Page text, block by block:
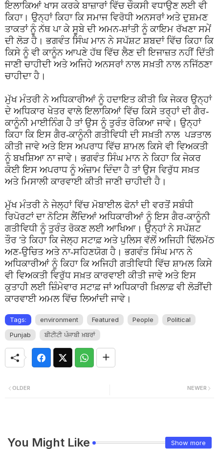
ਇਲਾਕਿਆਂ ਖਾਸ ਕਰਕੇ ਬਾਜ਼ਾਰਾਂ ਵਿੱਚ ਚੌਕਸੀ ਵਧਾਉਣ ਲਈ ਵੀ
ਕਿਹਾ। ਉਨ੍ਹਾਂ ਕਿਹਾ ਕਿ ਸਮਾਜ ਵਿਰੋਧੀ ਅਨਸਰਾਂ ਅਤੇ ਦੁਸ਼ਮਣ
ਤਾਕਤਾਂ ਨੂੰ ਨੱਥ ਪਾ ਕੇ ਸੂਬੇ ਦੀ ਅਮਨ-ਸ਼ਾਂਤੀ ਨੂੰ ਕਾਇਮ ਰੱਖਣਾ ਸਮੇਂ
ਦੀ ਲੋੜ ਹੈ। ਭਗਵੰਤ ਸਿੰਘ ਮਾਨ ਨੇ ਸਪੱਸ਼ਟ ਸ਼ਬਦਾਂ ਵਿੱਚ ਕਿਹਾ ਕਿ
ਕਿਸੇ ਨੂੰ ਵੀ ਕਾਨੂੰਨ ਆਪਣੇ ਹੱਥ ਵਿੱਚ ਲੈਣ ਦੀ ਇਜਾਜ਼ਤ ਨਹੀਂ ਦਿੱਤੀ
ਜਾਣੀ ਚਾਹੀਦੀ ਅਤੇ ਅਜਿਹੇ ਅਨਸਰਾਂ ਨਾਲ ਸਖ਼ਤੀ ਨਾਲ ਨਜਿੱਠਣਾ
ਚਾਹੀਦਾ ਹੈ।
ਮੁੱਖ ਮੰਤਰੀ ਨੇ ਅਧਿਕਾਰੀਆਂ ਨੂੰ ਹਦਾਇਤ ਕੀਤੀ ਕਿ ਜੇਕਰ ਉਨ੍ਹਾਂ
ਦੇ ਅਧਿਕਾਰ ਖੇਤਰ ਵਾਲੇ ਇਲਾਕਿਆਂ ਵਿੱਚ ਕਿਸੇ ਤਰ੍ਹਾਂ ਦੀ ਗੈਰ-
ਕਾਨੂੰਨੀ ਮਾਈਨਿੰਗ ਹੈ ਤਾਂ ਉਸ ਨੂੰ ਤੁਰੰਤ ਰੋਕਿਆ ਜਾਵੇ। ਉਨ੍ਹਾਂ
ਕਿਹਾ ਕਿ ਇਸ ਗੈਰ-ਕਾਨੂੰਨੀ ਗਤੀਵਿਧੀ ਦੀ ਸਖ਼ਤੀ ਨਾਲ ਪੜਤਾਲ
ਕੀਤੀ ਜਾਵੇ ਅਤੇ ਇਸ ਅਪਰਾਧ ਵਿੱਚ ਸ਼ਾਮਲ ਕਿਸੇ ਵੀ ਵਿਅਕਤੀ
ਨੂੰ ਬਖਸ਼ਿਆ ਨਾ ਜਾਵੇ। ਭਗਵੰਤ ਸਿੰਘ ਮਾਨ ਨੇ ਕਿਹਾ ਕਿ ਜੇਕਰ
ਕੋਈ ਇਸ ਅਪਰਾਧ ਨੂੰ ਅੰਜ਼ਾਮ ਦਿੰਦਾ ਹੈ ਤਾਂ ਉਸ ਵਿਰੁੱਧ ਸਖ਼ਤ
ਅਤੇ ਮਿਸਾਲੀ ਕਾਰਵਾਈ ਕੀਤੀ ਜਾਣੀ ਚਾਹੀਦੀ ਹੈ।
ਮੁੱਖ ਮੰਤਰੀ ਨੇ ਜੇਲ੍ਹਾਂ ਵਿੱਚ ਮੋਬਾਈਲ ਫੋਨਾਂ ਦੀ ਵਰਤੋਂ ਸਬੰਧੀ
ਰਿਪੋਰਟਾਂ ਦਾ ਨੋਟਿਸ ਲੈਂਦਿਆਂ ਅਧਿਕਾਰੀਆਂ ਨੂੰ ਇਸ ਗੈਰ-ਕਾਨੂੰਨੀ
ਗਤੀਵਿਧੀ ਨੂੰ ਤੁਰੰਤ ਰੋਕਣ ਲਈ ਆਖਿਆ। ਉਨ੍ਹਾਂ ਨੇ ਸਪੱਸ਼ਟ
ਤੌਰ 'ਤੇ ਕਿਹਾ ਕਿ ਜੇਲ੍ਹ ਸਟਾਫ਼ ਅਤੇ ਪੁਲਿਸ ਵੱਲੋਂ ਅਜਿਹੀ ਢਿੱਲਮੱਠ
ਅਣ-ਉਚਿਤ ਅਤੇ ਨਾ-ਸਹਿਣਯੋਗ ਹੈ। ਭਗਵੰਤ ਸਿੰਘ ਮਾਨ ਨੇ
ਅਧਿਕਾਰੀਆਂ ਨੂੰ ਕਿਹਾ ਕਿ ਅਜਿਹੀ ਗਤੀਵਿਧੀ ਵਿੱਚ ਸ਼ਾਮਲ ਕਿਸੇ
ਵੀ ਵਿਅਕਤੀ ਵਿਰੁੱਧ ਸਖ਼ਤ ਕਾਰਵਾਈ ਕੀਤੀ ਜਾਵੇ ਅਤੇ ਇਸ
ਕੁਤਾਹੀ ਲਈ ਜ਼ਿੰਮੇਵਾਰ ਸਟਾਫ਼ ਜਾਂ ਅਧਿਕਾਰੀ ਖ਼ਿਲਾਫ਼ ਵੀ ਲੋੜੀਂਦੀ
ਕਾਰਵਾਈ ਅਮਲ ਵਿੱਚ ਲਿਆਂਦੀ ਜਾਵੇ।
Tags: environment Featured People
Political
Punjab
ਬੀਟੀਟੀ ਪੰਜਾਬੀ ਖ਼ਬਰਾਂ
NEWER
OLDER
You Might Like Show more